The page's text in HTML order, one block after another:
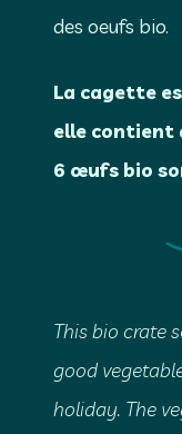
des oeufs bio.
La cagette
elle contient
6 œufs bio
This bio crate
good
holiday. The